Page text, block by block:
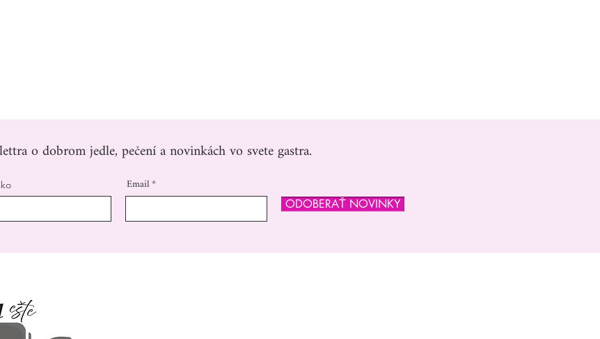
o dobrom jedle, pečení a novinkách vo svete gastra.
Email
ODOBERAŤ NOVINKY